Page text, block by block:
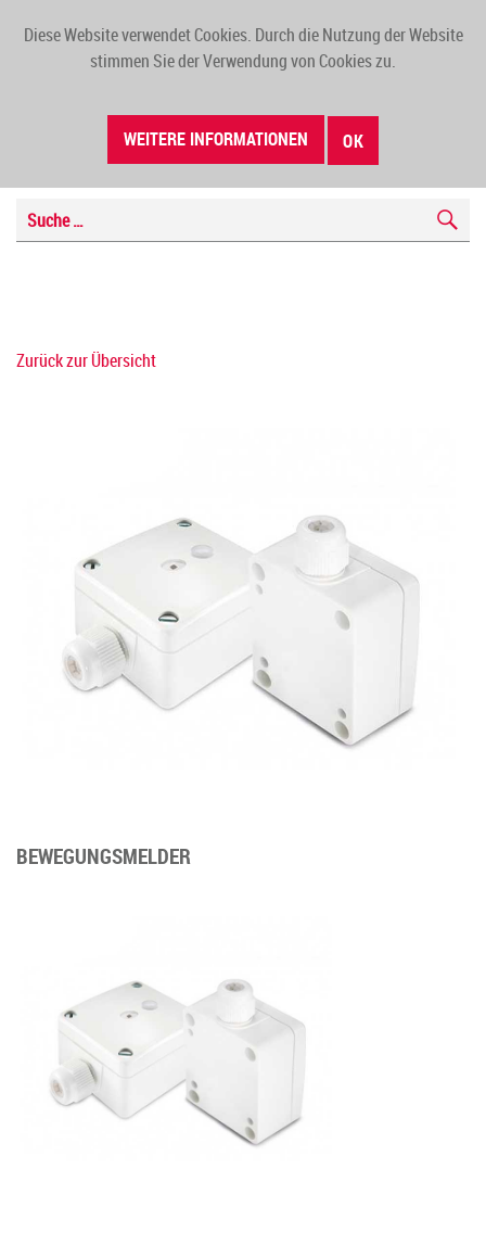
Diese Website verwendet Cookies. Durch die Nutzung der Website
stimmen Sie der Verwendung von Cookies zu.
WEITERE INFORMATIONEN OK
Zurück zur Übersicht
BEWEGUNGSMELDER